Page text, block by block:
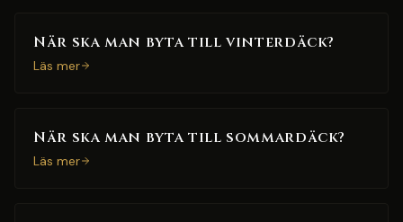
När ska man byta till vinterdäck?
Läs mer
När ska man byta till sommardäck?
Läs mer